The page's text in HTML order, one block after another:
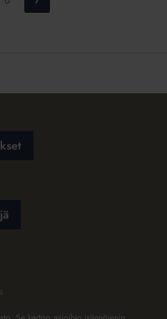
sivulle:sivulle: